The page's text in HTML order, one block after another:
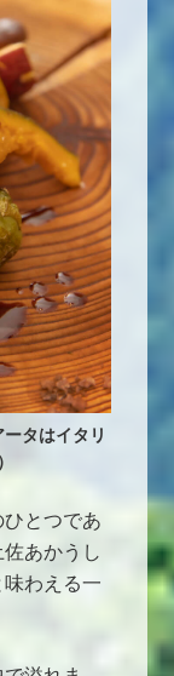
タはイタリ
とつであ
あかうし
わえる一